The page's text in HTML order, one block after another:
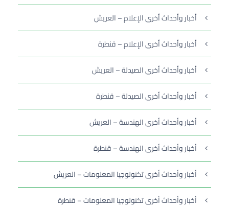
أخبار وأحداث أخرى الإعلام – العريش
أخبار وأحداث أخرى الإعلام – قنطرة
أخبار وأحداث أخرى الصيدلة – العريش
أخبار وأحداث أخرى الصيدلة – قنطرة
أخبار وأحداث أخرى الهندسة – العريش
أخبار وأحداث أخرى الهندسة – قنطرة
أخبار وأحداث أخرى تكنولوجيا المعلومات – العريش
أخبار وأحداث أخرى تكنولوجيا المعلومات – قنطرة